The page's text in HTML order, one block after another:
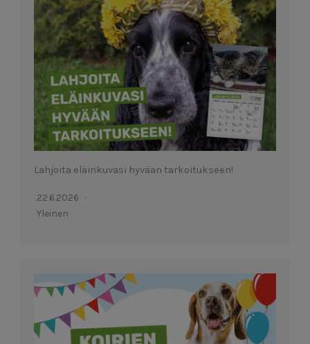
Lahjoita eläinkuvasi hyvään tarkoitukseen!
22.6.2026
Yleinen